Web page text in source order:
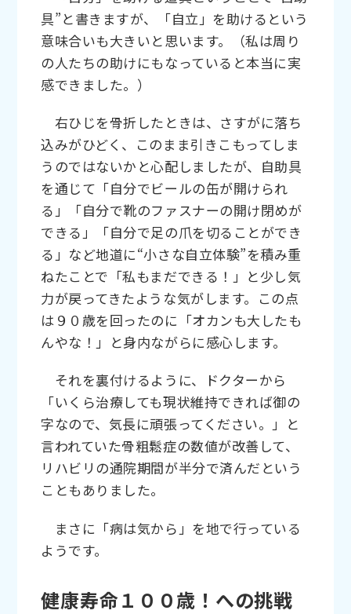
具”と書きますが、「自立」を助けるという
意味合いも大きいと思います。（私は周り
の人たちの助けにもなっていると本当に実
感できました。）
右ひじを骨折したときは、さすがに落ち
込みがひどく、このまま引きこもってしま
うのではないかと心配しましたが、自助具
を通じて「自分でビールの缶が開けられ
る」「自分で靴のファスナーの開け閉めが
できる」「自分で足の爪を切ることができ
る」など地道に“小さな自立体験”を積み重
ねたことで「私もまだできる！」と少し気
力が戻ってきたような気がします。この点
は９０歳を回ったのに「オカンも大したも
んやな！」と身内ながらに感心します。
それを裏付けるように、ドクターから
「いくら治療しても現状維持できれば御の
字なので、気長に頑張ってください。」と
言われていた骨粗鬆症の数値が改善して、
リハビリの通院期間が半分で済んだという
こともありました。
まさに「病は気から」を地で行っている
ようです。
健康寿命１００歳！への挑戦